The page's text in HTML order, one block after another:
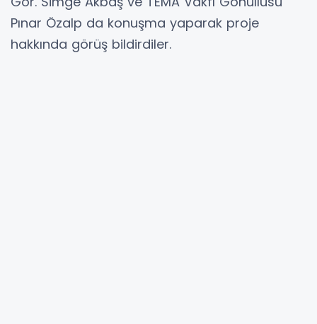
Pınar Özalp da konuşma yaparak proje
hakkında görüş bildirdiler.